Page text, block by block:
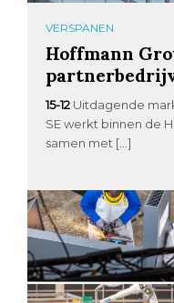
VERSPANEN
Hoffmann
15-12 Uitdagende
SE werkt binnen de
samen met […]